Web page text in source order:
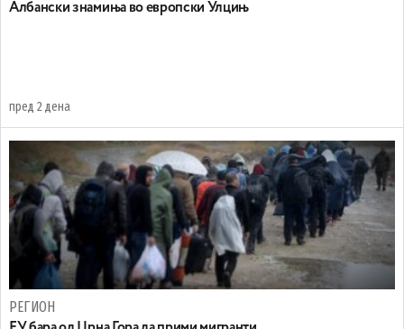
Aлбански знамиња во европски Улцињ
пред 2 дена
РЕГИОН